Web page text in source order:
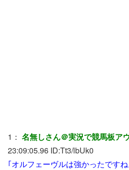
1： 名無しさん＠実況で競馬板ア
23:09:05.96 ID:Tt3/lbUk0
｢オルフェーヴルは強かったですね